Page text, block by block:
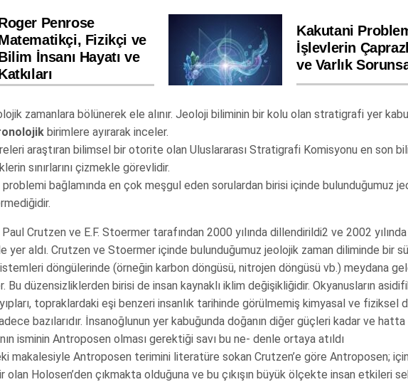
Penrose
Fizikçi ve
İnsanı Hayatı ve
Kakutani
İşlevlerin
ve Varlık
zamanlara bölünerek ele alınır. Jeoloji biliminin bir kolu olan stratigrafi yer
birimlere ayırarak inceler.
araştıran bilimsel bir otorite olan Uluslararası Stratigrafi Komisyonu en son
sınırlarını çizmekle görevlidir.
bağlamında en çok meşgul eden sorulardan birisi içinde bulunduğumuz
Crutzen ve E.F. Stoermer tarafından 2000 yılında dillendirildi2 ve 2002
yer aldı. Crutzen ve Stoermer içinde bulunduğumuz jeolojik zaman diliminde bir
döngülerinde (örneğin karbon döngüsü, nitrojen döngüsü vb.) meydana
Bu düzensizliklerden birisi de insan kaynaklı iklim değişikliğidir. Okyanusların
topraklardaki eşi benzeri insanlık tarihinde görülmemiş kimyasal ve fiziksel
bazılarıdır. İnsanoğlunun yer kabuğunda doğanın diğer güçleri kadar ve
isminin Antroposen olması gerektiği savı bu ne- denle ortaya atıldı
makalesiyle Antroposen terimini literatüre sokan Crutzen’e göre Antroposen;
olan Holosen’den çıkmakta olduğuna ve bu çıkışın büyük ölçekte insan etkileri